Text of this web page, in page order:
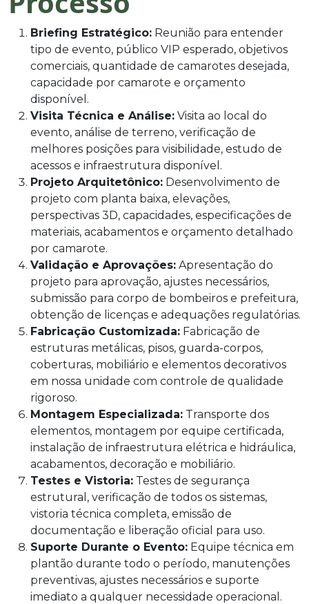
Briefing Estratégico: Reunião para entender
tipo de evento, público VIP esperado, objetivos
comerciais, quantidade de camarotes desejada,
capacidade por camarote e orçamento
disponível.
Visita Técnica e Análise: Visita ao local do
evento, análise de terreno, verificação de
melhores posições para visibilidade, estudo de
acessos e infraestrutura disponível.
Projeto Arquitetônico: Desenvolvimento de
projeto com planta baixa, elevações,
perspectivas 3D, capacidades, especificações de
materiais, acabamentos e orçamento detalhado
por camarote.
Validação e Aprovações: Apresentação do
projeto para aprovação, ajustes necessários,
submissão para corpo de bombeiros e prefeitura,
obtenção de licenças e adequações regulatórias.
Fabricação Customizada: Fabricação de
estruturas metálicas, pisos, guarda-corpos,
coberturas, mobiliário e elementos decorativos
em nossa unidade com controle de qualidade
rigoroso.
Montagem Especializada: Transporte dos
elementos, montagem por equipe certificada,
instalação de infraestrutura elétrica e hidráulica,
acabamentos, decoração e mobiliário.
Testes e Vistoria: Testes de segurança
estrutural, verificação de todos os sistemas,
vistoria técnica completa, emissão de
documentação e liberação oficial para uso.
Suporte Durante o Evento: Equipe técnica em
plantão durante todo o período, manutenções
preventivas, ajustes necessários e suporte
imediato a qualquer necessidade operacional.